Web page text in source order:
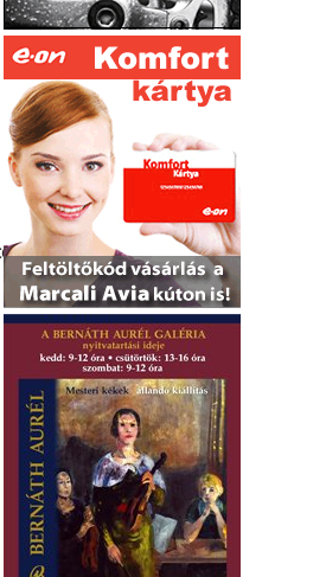
template.php